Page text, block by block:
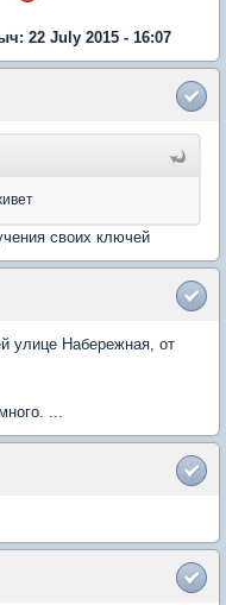
22 July 2015 - 16:07
своих ключей
улице Набережная, от
...